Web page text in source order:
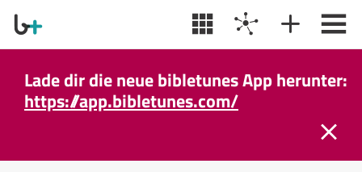
Lade dir die neue bibletunes App herunter:
https://app.bibletunes.com/